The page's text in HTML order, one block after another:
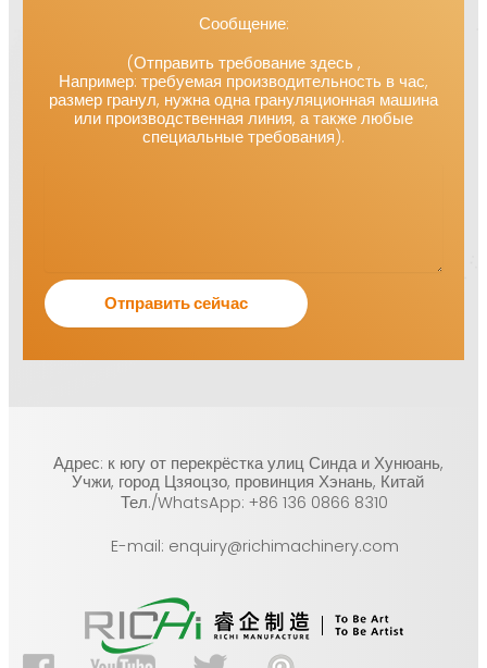
Сообщение:
(Отправить требование здесь ,
Например: требуемая производительность в час,
размер гранул, нужна одна грануляционная машина
или производственная линия, а также любые
специальные требования).
Адрес: к югу от перекрёстка улиц Синда и Хунюань,
Учжи, город Цзяоцзо, провинция Хэнань, Китай
Тел./WhatsApp: +86 136 0866 8310
E-mail: enquiry@richimachinery.com